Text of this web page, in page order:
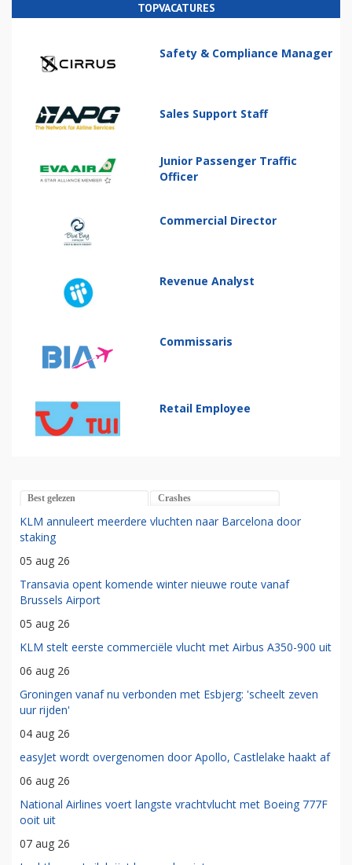
TOPVACATURES
Safety & Compliance Manager
Sales Support Staff
Junior Passenger Traffic
Officer
Commercial Director
Revenue Analyst
Commissaris
Retail Employee
Best gelezen Crashes
KLM annuleert meerdere vluchten naar Barcelona door
staking
05 aug 26
Transavia opent komende winter nieuwe route vanaf
Brussels Airport
05 aug 26
KLM stelt eerste commerciële vlucht met Airbus A350-900 uit
06 aug 26
Groningen vanaf nu verbonden met Esbjerg: 'scheelt zeven
uur rijden'
04 aug 26
easyJet wordt overgenomen door Apollo, Castlelake haakt af
06 aug 26
National Airlines voert langste vrachtvlucht met Boeing 777F
ooit uit
07 aug 26